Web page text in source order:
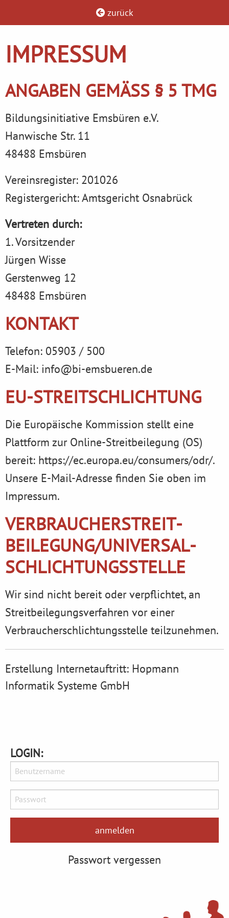
zurück
IMPRESSUM
ANGABEN GEMÄSS § 5 TMG
Bildungsinitiative Emsbüren e.V.
Hanwische Str. 11
48488 Emsbüren
Vereinsregister: 201026
Registergericht: Amtsgericht Osnabrück
Vertreten durch:
1. Vorsitzender
Jürgen Wisse
Gerstenweg 12
48488 Emsbüren
KONTAKT
Telefon: 05903 / 500
E-Mail: info@bi-emsbueren.de
EU-STREITSCHLICHTUNG
Die Europäische Kommission stellt eine
Plattform zur Online-Streitbeilegung (OS)
bereit: https://ec.europa.eu/consumers/odr/.
Unsere E-Mail-Adresse finden Sie oben im
Impressum.
VERBRAUCHER­STREIT­
BEILEGUNG/UNIVERSAL­
SCHLICHTUNGS­STELLE
Wir sind nicht bereit oder verpflichtet, an
Streitbeilegungsverfahren vor einer
Verbraucherschlichtungsstelle teilzunehmen.
Erstellung Internetauftritt: Hopmann
Informatik Systeme GmbH
LOGIN:
Passwort vergessen